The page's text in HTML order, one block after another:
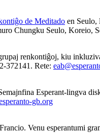
de Meditado en Seulo,
Chungku Seulo, Koreio,
renkontiĝoj, kiu
372141. Rete:
Esperant-lingva
gb.org
Venu esperantumi